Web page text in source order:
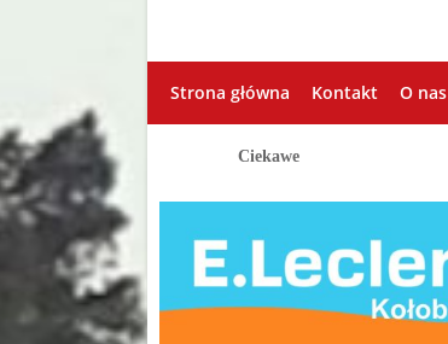
Strona główna Kontakt O nas
Ciekawe